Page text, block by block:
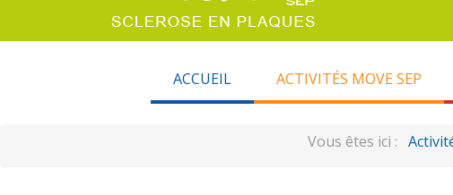
ACCUEIL ACTIVITÉS MOVE SEP
Vous êtes ici :